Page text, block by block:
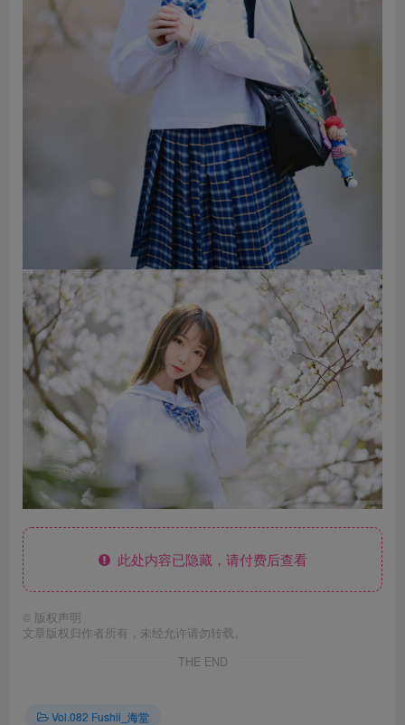
此处内容已隐藏，请付费后查看
© 版权声明
文章版权归作者所有，未经允许请勿转载。
THE END
Vol.082 Fushii_海堂